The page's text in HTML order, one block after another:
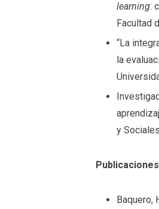
learning:
Facultad
“La
la
y
Baquero,